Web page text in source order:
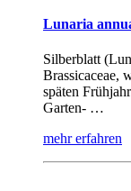
Lunaria
Silberblatt
Brassicaceae,
späten
Garten- …
mehr erfahren